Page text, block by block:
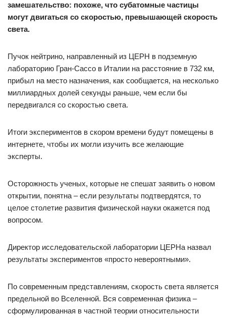
замешательство: похоже, что субатомные частицы
могут двигаться со скоростью, превышающей скорость
света.
Пучок нейтрино, направленный из ЦЕРН в подземную
лабораторию Гран-Сассо в Италии на расстояние в 732 км,
прибыл на место назначения, как сообщается, на несколько
миллиардных долей секунды раньше, чем если бы
передвигался со скоростью света.
Итоги экспериментов в скором времени будут помещены в
интернете, чтобы их могли изучить все желающие
эксперты.
Осторожность ученых, которые не спешат заявить о новом
открытии, понятна – если результаты подтвердятся, то
целое столетие развития физической науки окажется под
вопросом.
Директор исследовательской лаборатории ЦЕРНа назвал
результаты экспериментов «просто невероятными».
По современным представлениям, скорость света является
предельной во Вселенной. Вся современная физика –
сформулированная в частной теории относительности